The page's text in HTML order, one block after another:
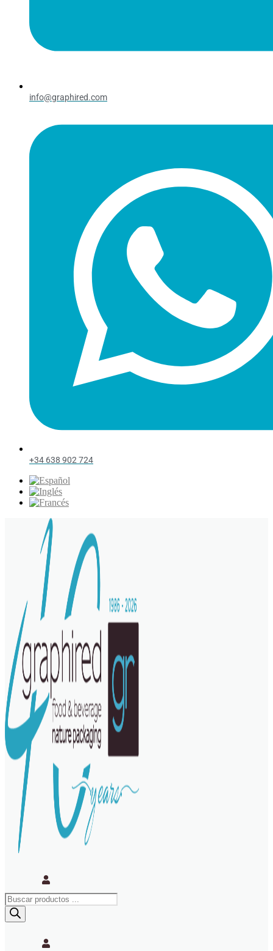
info@graphired.com
+34 638 902 724
Búsqueda
de
productos